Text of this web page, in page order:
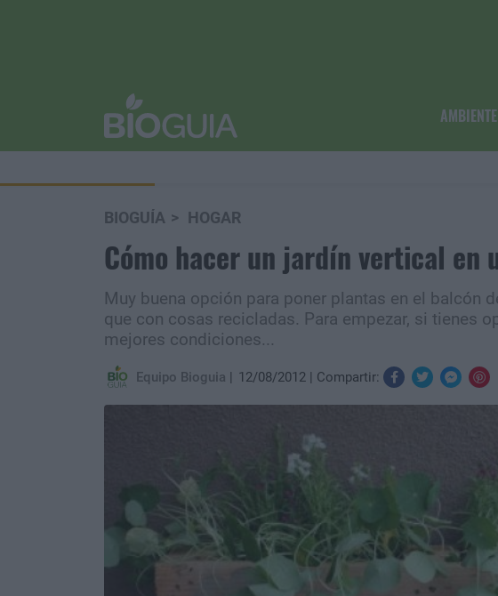
AMBIENTE
BIOGUÍA HOGAR
Cómo hacer un jardín vertical en
Muy buena opción para poner plantas en el balcón
que con cosas recicladas. Para empezar, si tienes
mejores condiciones...
Equipo Bioguia 12/08/2012 Compartir: